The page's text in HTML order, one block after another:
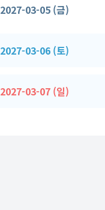
2027-03-05 (금)
2027-03-06 (토)
2027-03-07 (일)